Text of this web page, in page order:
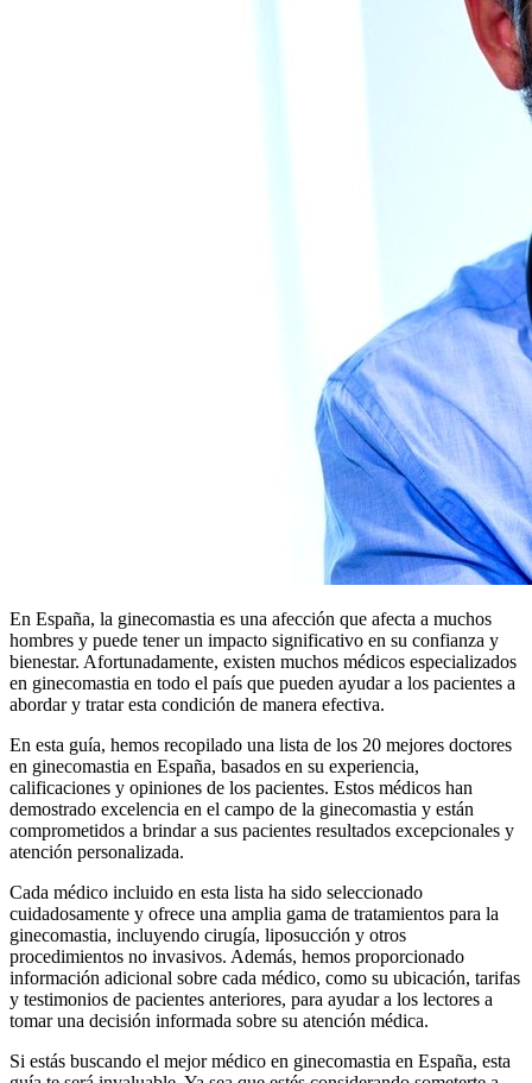
En España, la ginecomastia es una afección que afecta a muchos
hombres y puede tener un impacto significativo en su confianza y
bienestar. Afortunadamente, existen muchos médicos especializados
en ginecomastia en todo el país que pueden ayudar a los pacientes a
abordar y tratar esta condición de manera efectiva.
En esta guía, hemos recopilado una lista de los 20 mejores doctores
en ginecomastia en España, basados en su experiencia,
calificaciones y opiniones de los pacientes. Estos médicos han
demostrado excelencia en el campo de la ginecomastia y están
comprometidos a brindar a sus pacientes resultados excepcionales y
atención personalizada.
Cada médico incluido en esta lista ha sido seleccionado
cuidadosamente y ofrece una amplia gama de tratamientos para la
ginecomastia, incluyendo cirugía, liposucción y otros
procedimientos no invasivos. Además, hemos proporcionado
información adicional sobre cada médico, como su ubicación, tarifas
y testimonios de pacientes anteriores, para ayudar a los lectores a
tomar una decisión informada sobre su atención médica.
Si estás buscando el mejor médico en ginecomastia en España, esta